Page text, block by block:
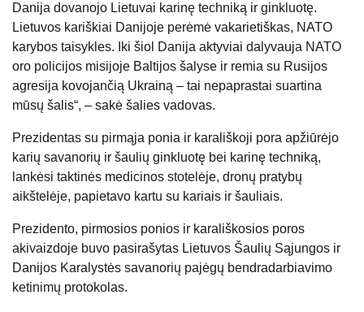
Danija dovanojo Lietuvai karinę techniką ir ginkluotę.
Lietuvos kariškiai Danijoje perėmė vakarietiškas, NATO
karybos taisykles. Iki šiol Danija aktyviai dalyvauja NATO
oro policijos misijoje Baltijos šalyse ir remia su Rusijos
agresija kovojančią Ukrainą – tai nepaprastai suartina
mūsų šalis“, – sakė šalies vadovas.
Prezidentas su pirmąja ponia ir karališkoji pora apžiūrėjo
karių savanorių ir šaulių ginkluotę bei karinę techniką,
lankėsi taktinės medicinos stotelėje, dronų pratybų
aikštelėje, papietavo kartu su kariais ir šauliais.
Prezidento, pirmosios ponios ir karališkosios poros
akivaizdoje buvo pasirašytas Lietuvos Šaulių Sąjungos ir
Danijos Karalystės savanorių pajėgų bendradarbiavimo
ketinimų protokolas.